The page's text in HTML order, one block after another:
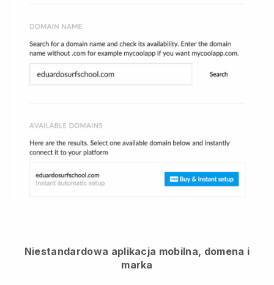
Niestandardowa aplikacja mobilna, domena i
marka